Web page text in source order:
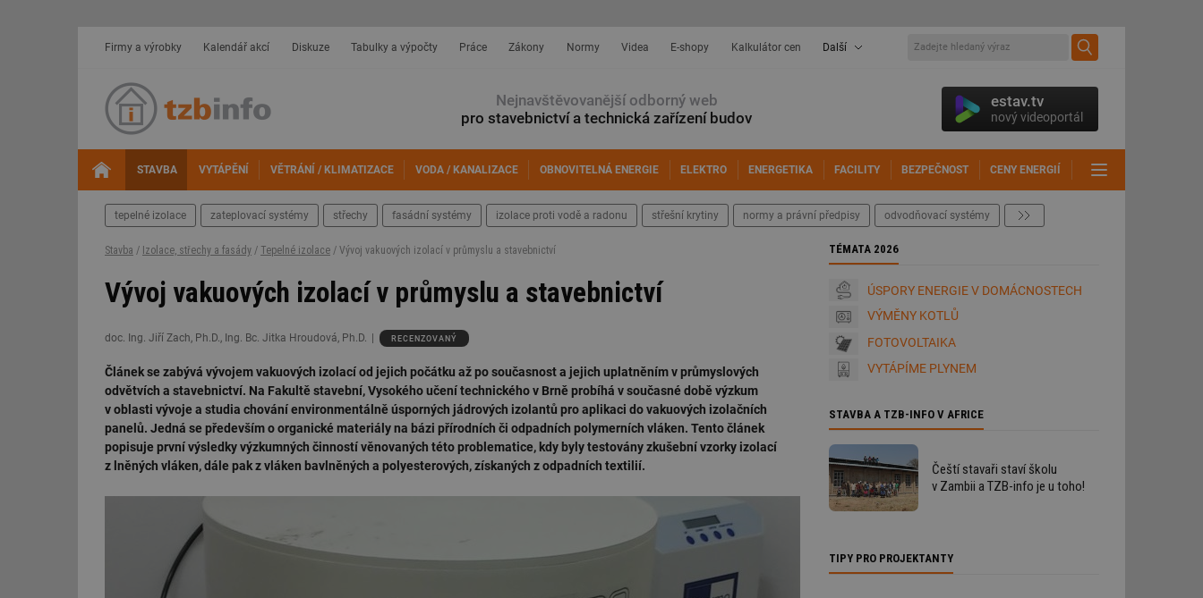
Firmy a výrobky Kalendář akcí Diskuze Tabulky a výpočty Práce Zákony Normy Videa E-shopy Kalkulátor cen Další
Nejnavštěvovanější odborný web
pro stavebnictví a technická zařízení budov
estav.tv
nový videoportál
STAVBA VYTÁPĚNÍ VĚTRÁNÍ / KLIMATIZACE VODA / KANALIZACE OBNOVITELNÁ ENERGIE ELEKTRO ENERGETIKA FACILITY BEZPEČNOST CENY ENERGIÍ
tepelné izolace zateplovací systémy střechy fasádní systémy izolace proti vodě a radonu střešní krytiny normy a právní předpisy odvodňovací systémy
Stavba / Izolace, střechy a fasády / Tepelné izolace / Vývoj vakuových izolací v průmyslu a stavebnictví
Vývoj vakuových izolací v průmyslu a stavebnictví
doc. Ing. Jiří Zach, Ph.D., Ing. Bc. Jitka Hroudová, Ph.D. RECENZOVANÝ
Článek se zabývá vývojem vakuových izolací od jejich počátku až po současnost a jejich uplatněním v průmyslových
odvětvích a stavebnictví. Na Fakultě stavební, Vysokého učení technického v Brně probíhá v současné době výzkum
v oblasti vývoje a studia chování environmentálně úsporných jádrových izolantů pro aplikaci do vakuových izolačních
panelů. Jedná se především o organické materiály na bázi přírodních či odpadních polymerních vláken. Tento článek
popisuje první výsledky výzkumných činností věnovaných této problematice, kdy byly testovány zkušební vzorky izolací
z lněných vláken, dále pak z vláken bavlněných a polyesterových, získaných z odpadních textilií.
TÉMATA 2026
ÚSPORY ENERGIE V DOMÁCNOSTECH
VÝMĚNY KOTLŮ
FOTOVOLTAIKA
VYTÁPÍME PLYNEM
STAVBA A TZB-INFO V AFRICE
Čeští stavaři staví školu
v Zambii a TZB-info je u toho!
TIPY PRO PROJEKTANTY